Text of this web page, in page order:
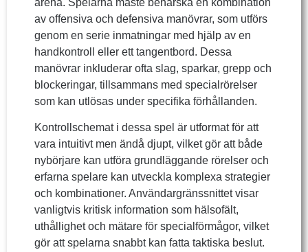
arena. Spelarna måste behärska en kombination
av offensiva och defensiva manövrar, som utförs
genom en serie inmatningar med hjälp av en
handkontroll eller ett tangentbord. Dessa
manövrar inkluderar ofta slag, sparkar, grepp och
blockeringar, tillsammans med specialrörelser
som kan utlösas under specifika förhållanden.
Kontrollschemat i dessa spel är utformat för att
vara intuitivt men ändå djupt, vilket gör att både
nybörjare kan utföra grundläggande rörelser och
erfarna spelare kan utveckla komplexa strategier
och kombinationer. Användargränssnittet visar
vanligtvis kritisk information som hälsofält,
uthållighet och mätare för specialförmågor, vilket
gör att spelarna snabbt kan fatta taktiska beslut.